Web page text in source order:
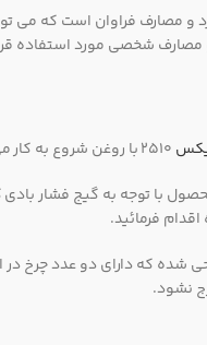
و مصارف فراوان است که می
مصارف شخصی مورد استفاده
با توجه به گیج فشار
فرمائید.
شده که دارای دو عدد چرخ در
نشود.